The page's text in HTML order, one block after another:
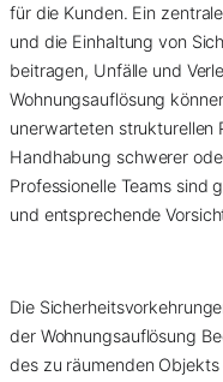
für die Kunden. Ein
und die Einhaltung von
beitragen, Unfälle und
Wohnungsauflösung
unerwarteten strukturellen
Handhabung schwerer
Professionelle Teams sind
und entsprechende
Die
der Wohnungsauflösung
des zu räumenden